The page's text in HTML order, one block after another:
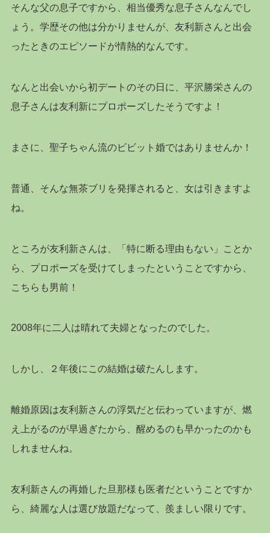
そんな父の息子ですから、相当優秀な息子さんなんでし
ょう。学歴その他は分かりませんが、友利新さんと出会
ったときのエピソードが情熱的なんです。
なんと出会いから初デートのその日に、平沢勝栄さんの
息子さんは友利新にプロポーズしたそうですよ！
まさに、聖子ちゃん流のビビット婚ではありませんか！
普通、そんな無茶ブリを発揮されると、女は引きますよ
ね。
ところが友利新さんは、「特に断る理由もない」ことか
ら、プロポーズを受けてしまったということですから、
こちらも男前！
2008年に二人は晴れて夫婦となったのでした。
しかし、２年後にこの結婚は破たんします。
離婚原因は友利新さんの浮気だと伝わっていますが、燃
え上がるのが早過ぎたから、醒めるのも早かったのかも
しれませんね。
友利新さんの再婚した旦那様も医者だということですか
ら、綺麗な人は選び放題だなって、羨ましい限りです。